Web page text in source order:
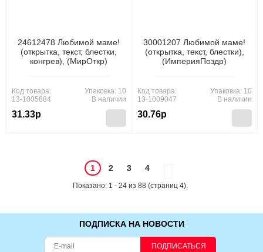
24612478 Любимой маме!
(открытка, текст, блестки,
конгрев), (МирОткр)
Код товара:
13-1005884
31.33р
Упаковка: 10
В наличии
30001207 Любимой маме!
(открытка, текст, блестки),
(ИмперияПоздр)
Код товара:
13-1009047
30.76р
Упаковка: 10
В наличии
1 2 3 4
Показано: 1 - 24 из 88 (страниц 4).
ПОДПИСКА НА НОВОСТИ
ПОДПИСАТЬСЯ